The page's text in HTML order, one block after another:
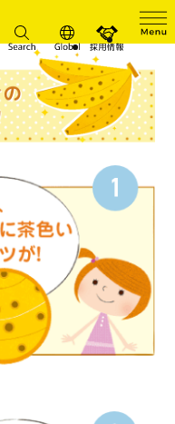
SearchGlobal
採用情